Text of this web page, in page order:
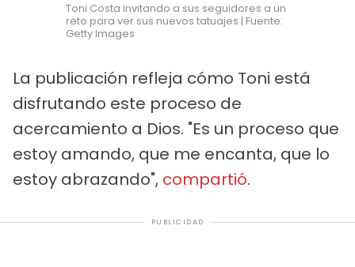
Toni Costa invitando a sus seguidores a un
reto para ver sus nuevos tatuajes | Fuente:
Getty Images
La publicación refleja cómo Toni está
disfrutando este proceso de
acercamiento a Dios. "Es un proceso que
estoy amando, que me encanta, que lo
estoy abrazando", compartió.
PUBLICIDAD